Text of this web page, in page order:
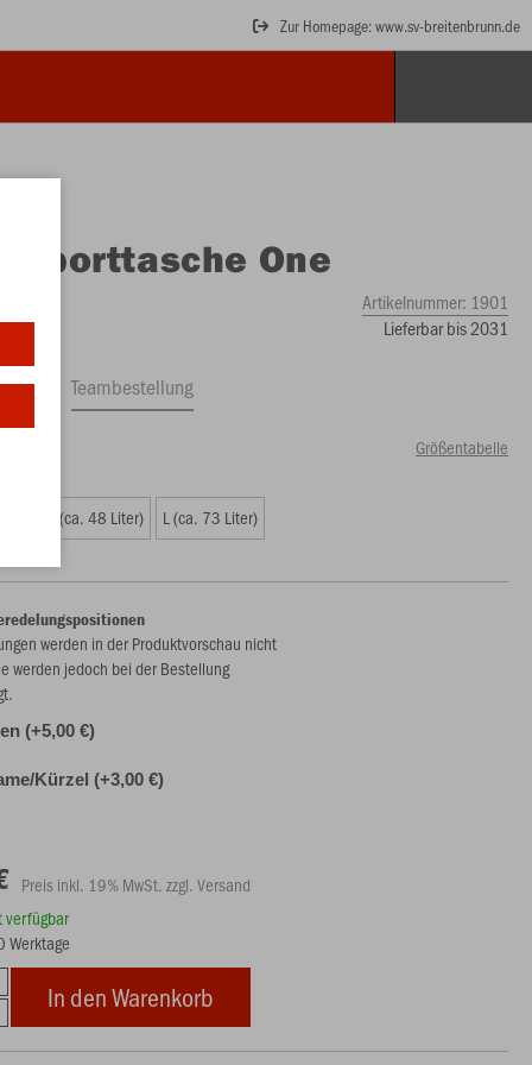
Zur Homepage: www.sv-breitenbrunn.de
Sporttasche One
Artikelnummer: 1901
Lieferbar bis 2031
Teambestellung
Größentabelle
M (ca. 48 Liter) L (ca. 73 Liter)
werden in der Produktvorschau nicht
werden jedoch bei der Bestellung
(+5,00 €)
Kürzel (+3,00 €)
Preis inkl. 19% MwSt. zzgl. Versand
verfügbar
Werktage
In den Warenkorb